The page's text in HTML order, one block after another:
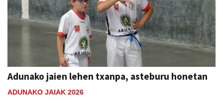
Adunako jaien lehen txanpa, asteburu honetan
ADUNAKO JAIAK 2026